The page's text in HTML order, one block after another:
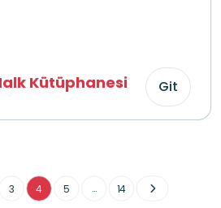
Kütüphanesi Git
3 4 5 ... 14